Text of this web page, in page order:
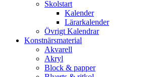
Skolstart
Kalender
Lärarkalender
Övrigt Kalendrar
Konstnärsmaterial
Akvarell
Akryl
Block & papper